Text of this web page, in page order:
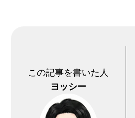
この記事を書いた人
ヨッシー